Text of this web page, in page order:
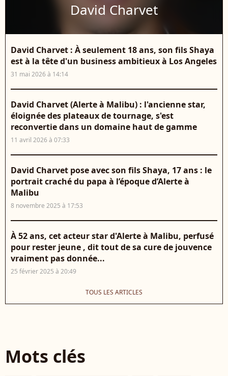
David Charvet
David Charvet : À seulement 18 ans, son fils Shaya
est à la tête d'un business ambitieux à Los Angeles
31 mai 2026 à 14:14
David Charvet (Alerte à Malibu) : l'ancienne star,
éloignée des plateaux de tournage, s'est
reconvertie dans un domaine haut de gamme
11 avril 2026 à 07:33
David Charvet pose avec son fils Shaya, 17 ans : le
portrait craché du papa à l’époque d’Alerte à
Malibu
8 novembre 2025 à 17:53
À 52 ans, cet acteur star d'Alerte à Malibu, perfusé
pour rester jeune , dit tout de sa cure de jouvence
vraiment pas donnée...
25 février 2025 à 20:49
TOUS LES ARTICLES
Mots clés